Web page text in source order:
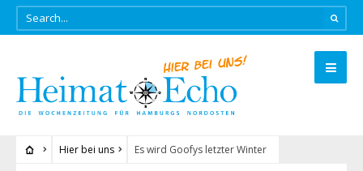
Hier bei uns Es wird Goofys letzter Winter